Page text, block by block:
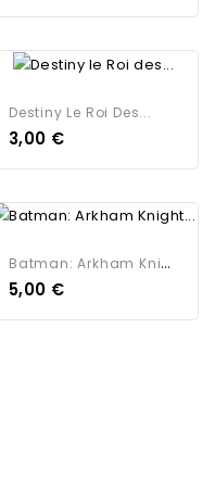
Destiny Le Roi Des...
3,00 €
B
Atman: Arkham Knight...
5,00 €